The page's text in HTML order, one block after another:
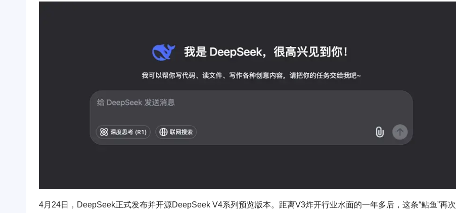
4月24日，DeepSeek正式发布并开源DeepSeek V4系列预览版本。距离V3炸开行业水面的一年多后，这条“鲇鱼”再次